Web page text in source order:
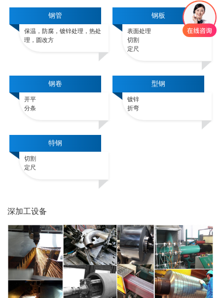
钢管
保温，防腐，镀锌处理，热处
理，圆改方
钢板
表面处理
切割
定尺
钢卷
开平
分条
型钢
镀锌
折弯
特钢
切割
定尺
深加工设备